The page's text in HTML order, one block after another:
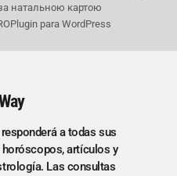
натальною картою
Plugin para WordPress
a todas sus
artículos y
Las consultas